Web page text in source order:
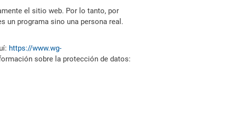
el sitio web. Por lo tanto, por
un programa sino una persona real.
https://www.wg-
sobre la protección de datos: